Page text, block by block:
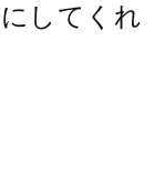
してくれ